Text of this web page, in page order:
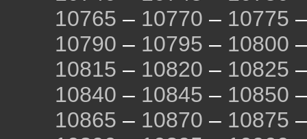
10765 – 10770 – 10775
10790 – 10795 – 10800
10815 – 10820 – 10825
10840 – 10845 – 10850
10865 – 10870 – 10875